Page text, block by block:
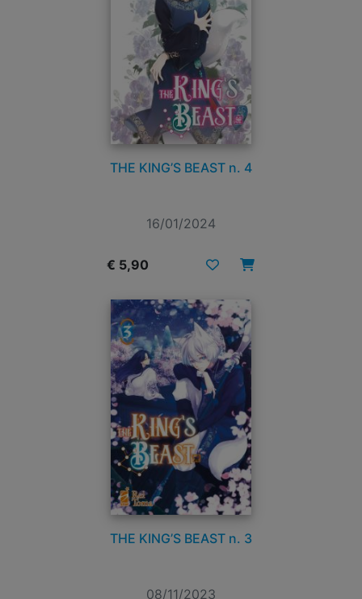
THE KING’S BEAST n. 4
16/01/2024
€ 5,90
THE KING’S BEAST n. 3
08/11/2023